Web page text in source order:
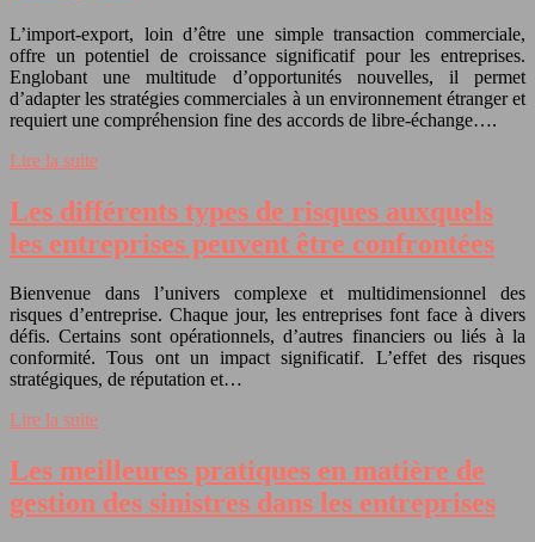
L’import-export, loin d’être une simple transaction commerciale,
offre un potentiel de croissance significatif pour les entreprises.
Englobant une multitude d’opportunités nouvelles, il permet
d’adapter les stratégies commerciales à un environnement étranger et
requiert une compréhension fine des accords de libre-échange….
Lire la suite
Les différents types de risques auxquels
les entreprises peuvent être confrontées
Bienvenue dans l’univers complexe et multidimensionnel des
risques d’entreprise. Chaque jour, les entreprises font face à divers
défis. Certains sont opérationnels, d’autres financiers ou liés à la
conformité. Tous ont un impact significatif. L’effet des risques
stratégiques, de réputation et…
Lire la suite
Les meilleures pratiques en matière de
gestion des sinistres dans les entreprises